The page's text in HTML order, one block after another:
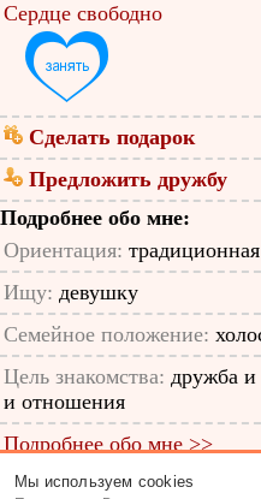
Сердце свободно
Сделать подарок
Предложить дружбу
Подробнее обо мне:
Ориентация: традиционная
Ищу: девушку
Семейное положение:
Цель знакомства: дружба
и отношения
Подробнее обо мне >>
ID анкеты: 13059193
Мы используем cookies